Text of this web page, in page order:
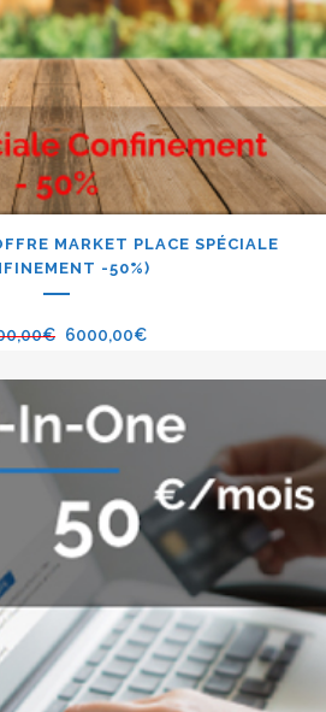
MARKET PLACE SPÉCIALE
-50%)
€ 6000,00€